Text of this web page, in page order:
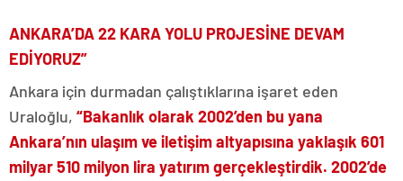
ANKARA’DA 22 KARA YOLU PROJESİNE DEVAM
EDİYORUZ”
Ankara için durmadan çalıştıklarına işaret eden
Uraloğlu, “Bakanlık olarak 2002’den bu yana
Ankara’nın ulaşım ve iletişim altyapısına yaklaşık 601
milyar 510 milyon lira yatırım gerçekleştirdik. 2002’de